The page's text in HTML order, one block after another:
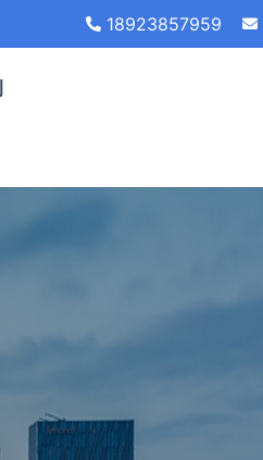
18923857959